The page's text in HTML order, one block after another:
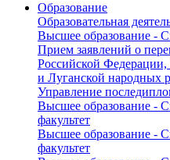
Образование
Образовательная
Высшее образование -
Прием заявлений о
Российской
и Луганской народных
Управление
Высшее образование -
факультет
Высшее образование -
факультет